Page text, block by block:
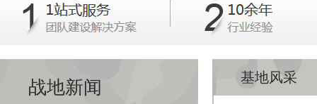
战地新闻 基地风采